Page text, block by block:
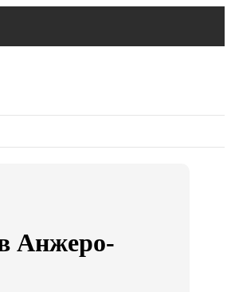
Анжеро-